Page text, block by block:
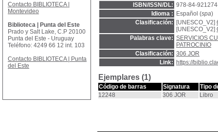
ISBN/ISSN/DL: 978-84-
Idioma :
Español (spa)
Clasificación:
[UNESCO_V2]
[UNESCO_V2]
Palabras clave: SERVICIOS
PATROCINIO
Clasificación: 306 JOR
Link:
https://
Ejemplares (1)
Código de barras Signatura
Tipo
12248
306 JOR Libro
Contacto BIBLIOTECA |
Montevideo
Biblioteca | Punta del Este
Prado y Salt Lake, C.P 20100
Punta del Este - Uruguay
Teléfono: 4249 66 12 int. 103
Contacto BIBLIOTECA | Punta
del Este